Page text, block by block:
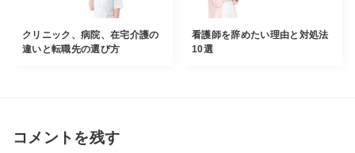
クリニック、病院、在宅介護の
違いと転職先の選び方
看護師を辞めたい理由と対処法
10選
コメントを残す